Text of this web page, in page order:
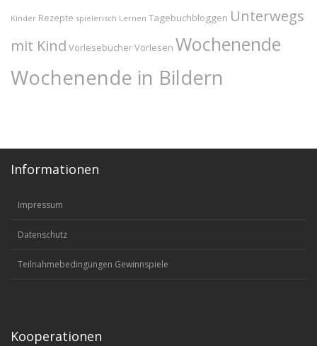
Kinder Rezepte spielerisch Lernen Tagebuchbloggen Unterwegs
mit Kind VorlesebücherVorlesen Wochenende
Wochenende in Bildern
Informationen
Impressum
Datenschutz
Teilnahmebedingungen Gewinnspiele
Kooperationen